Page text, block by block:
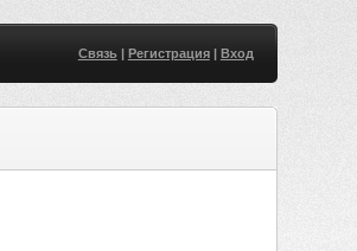
Связь| Регистрация| Вход